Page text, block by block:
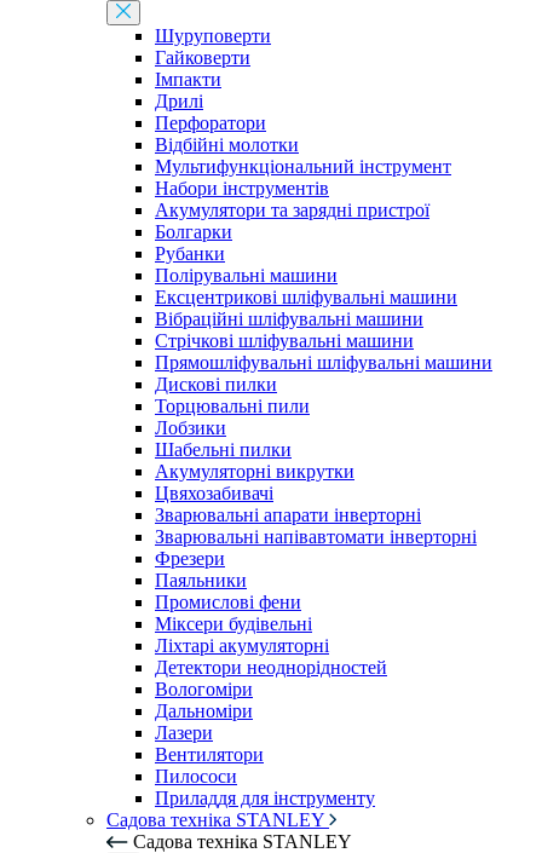
Шуруповерти
Гайковерти
Імпакти
Дрилі
Перфоратори
Відбійні молотки
Мультифункціональний інструмент
Набори інструментів
Акумулятори та зарядні пристрої
Болгарки
Рубанки
Полірувальні машини
Ексцентрикові шліфувальні машини
Вібраційні шліфувальні машини
Стрічкові шліфувальні машини
Прямошліфувальні шліфувальні машини
Дискові пилки
Торцювальні пили
Лобзики
Шабельні пилки
Акумуляторні викрутки
Цвяхозабивачі
Зварювальні апарати інверторні
Зварювальні напівавтомати інверторні
Фрезери
Паяльники
Промислові фени
Міксери будівельні
Ліхтарі акумуляторні
Детектори неоднорідностей
Вологоміри
Дальноміри
Лазери
Вентилятори
Пилососи
Приладдя для інструменту
Садова техніка STANLEY
Садова техніка STANLEY